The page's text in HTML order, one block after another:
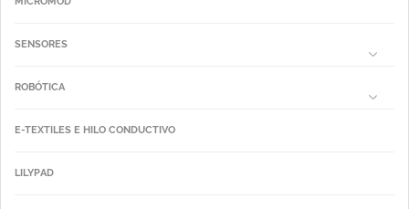
SENSORES
ROBÓTICA
E-TEXTILES E HILO CONDUCTIVO
LILYPAD